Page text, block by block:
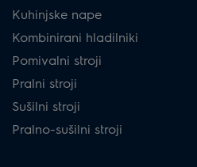
Kuhinjske nape
Kombinirani hladilniki
Pomivalni stroji
Pralni stroji
Sušilni stroji
Pralno-sušilni stroji